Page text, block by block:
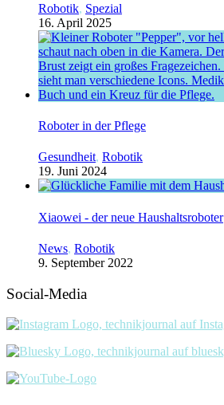
Robotik, Spezial
16. April 2025
Roboter in der Pflege
Gesundheit, Robotik
19. Juni 2024
Xiaowei - der neue Haushaltsroboter
News, Robotik
9. September 2022
Social-Media